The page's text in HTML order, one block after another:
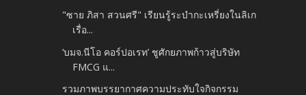
"ซาย ภิสา สวนศรี" เรียนรู้ระบำกะเหรี่ยงในลิเก
เรื่อ...
‘บมจ.นีโอ คอร์ปอเรท’ ชูศักยภาพก้าวสู่บริษัท
FMCG แ...
รวมภาพบรรยากาศความประทับใจกิจกรรม